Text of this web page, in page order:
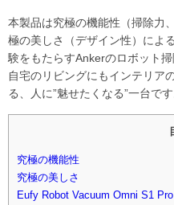
本製品は究極の機能性（掃除力
極の美しさ（デザイン性）によ
験をもたらすAnkerのロボット
自宅のリビングにもインテリア
る、人に”魅せたくなる”一台です
究極の機能性
究極の美しさ
Eufy Robot Vacuum Omni S1